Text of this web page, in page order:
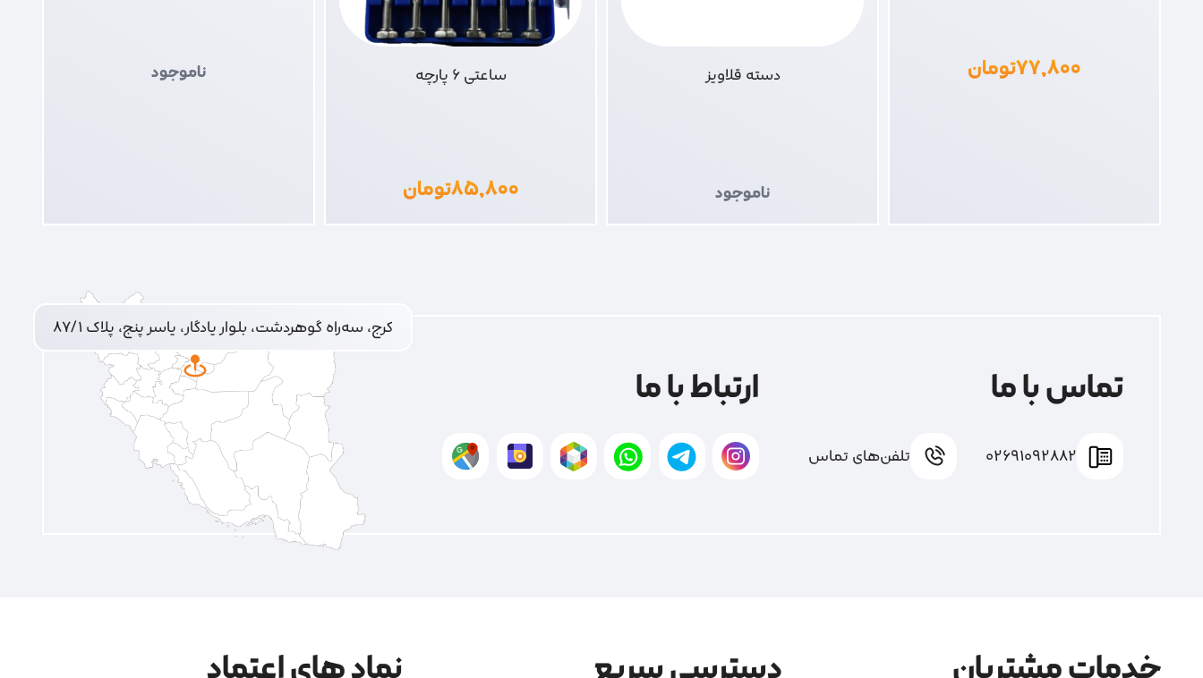
۷۷,۸۰۰تومان دسته قلاویز
ناموجود
ساعتی 6 پارچه
۸۵,۸۰۰تومان
ناموجود
تماس با ما
02691092882 تلفن‌های تماس
ارتباط با ما
کرج، سه‌راه گوهردشت، بلوار یادگار، یاسر پنج، پلاک ۸۷/۱